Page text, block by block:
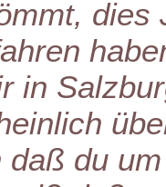
dies
in
du